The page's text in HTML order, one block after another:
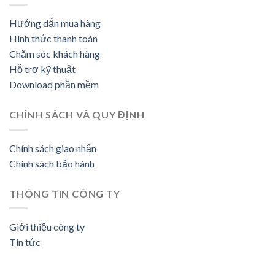
Hướng dẫn mua hàng
Hình thức thanh toán
Chăm sóc khách hàng
Hỗ trợ kỹ thuật
Download phần mềm
CHÍNH SÁCH VÀ QUY ĐỊNH
Chính sách giao nhận
Chính sách bảo hành
THÔNG TIN CÔNG TY
Giới thiệu công ty
Tin tức